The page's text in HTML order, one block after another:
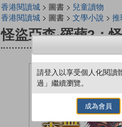
香港閱讀城> 圖書 > 兒童讀物
香港閱讀城> 圖書 > 文學小說 > 推
怪盜亞森‧羅蘋2：
請登入以享受個人化閱讀
過」繼續瀏覽。
成為會員